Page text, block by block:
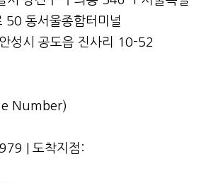
50 동서울종합터미널
성시 공도읍 진사리 10-52
Number)
| 도착지점: